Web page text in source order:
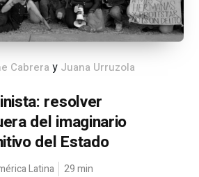
Cabrera y Juana Urruzola
resolver
del imaginario
del Estado
Latina 29 min